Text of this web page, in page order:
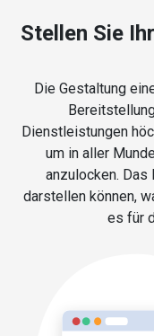
Stellen Sie
Die Gestaltung
Dienstleistungen
um in aller
anzulocken.
darstellen können,
es für